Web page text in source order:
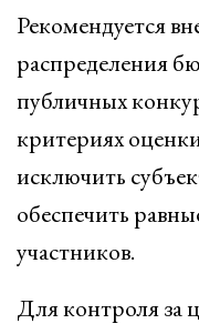
Рекомендуется
распределения
публичных
критериях
исключить
обеспечить
участников.
Для контроля за